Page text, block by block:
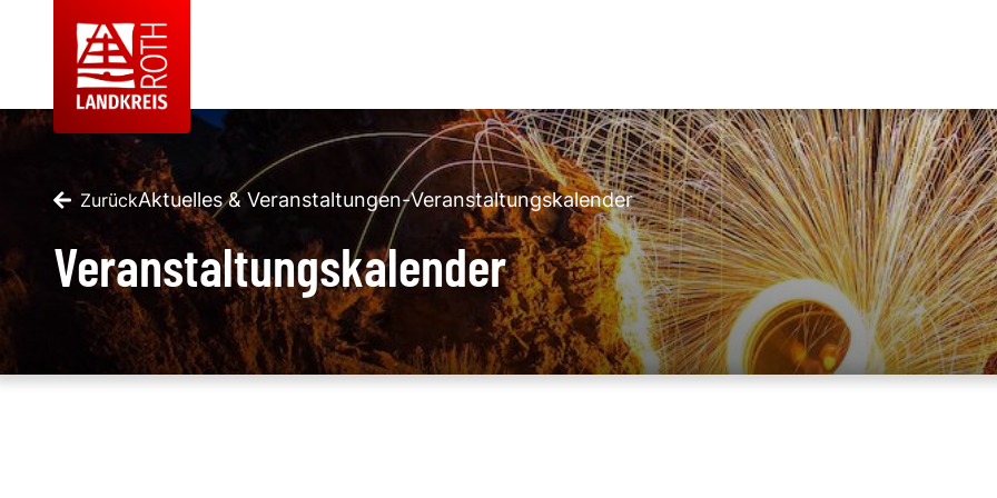
ZurückAktuelles & Veranstaltungen-Veranstaltungskalender
Veranstaltungskalender